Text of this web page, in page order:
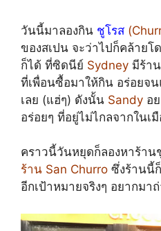
วันนี้มาลองกิน ชูโรส
ของสเปน จะว่าไปก็คล้ายโ
ก็ได้ ที่ซิดนีย์ Sydney มีร้า
ที่เพื่อนซื้อมาให้กิน อร่อยจน
เลย (แฮ่ๆ) ดังนั้น Sandy อ
อร่อยๆ ที่อยู่ไม่ไกลจากในเ
คราวนี้วันหยุดก็ลองหาร้าน
ร้าน San Churro ซึ่งร้านนี้
อีกเป้าหมายจริงๆ อยากมา